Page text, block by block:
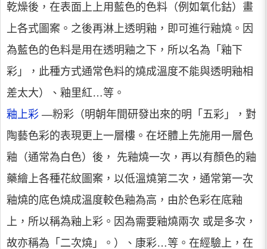
乾燥後，在表面上上用藍色的色料（例如氧化鈷）畫
上各式圖案。之後再淋上透明釉，即可進行釉燒。因
為藍色的色料是用在透明釉之下，所以名為「釉下
彩」，此種方式通常色料的燒成溫度不能與透明釉相
差太大）、釉里紅…等。
釉上彩 —粉彩（明朝年間研發出來的明「五彩」，對
陶藝色彩的表現更上一層樓。在坯體上先施用一層色
釉（通常為白色）後， 先釉燒一次，再以有顏色的釉
藥繪上各種花紋圖案，以低溫燒第二次，通常第一次
釉燒的底色燒成溫度較色釉為高，由於色彩在底釉
上，所以稱為釉上彩。因為需要釉燒兩次 或是多次，
故亦稱為「二次燒」。）、康彩…等。在經驗上，在